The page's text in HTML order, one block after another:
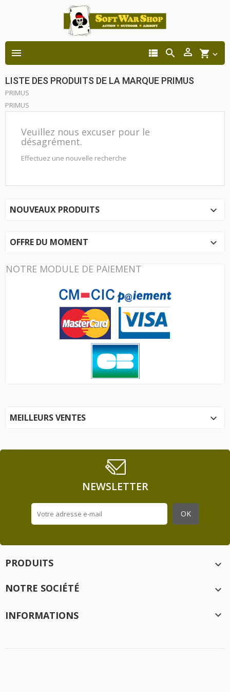
 shopping_cart 



LISTE DES PRODUITS DE LA MARQUE PRIMUS
PRIMUS
PRIMUS
Veuillez nous excuser pour le
désagrément.
Effectuez une nouvelle recherche
NOUVEAUX PRODUITS 
OFFRE DU MOMENT 
NOTRE MODULE DE PAIEMENT
MEILLEURS VENTES 
NEWSLETTER
PRODUITS

NOTRE SOCIÉTÉ

INFORMATIONS 